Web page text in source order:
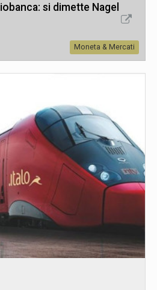
si dimette Nagel
Moneta & Mercati